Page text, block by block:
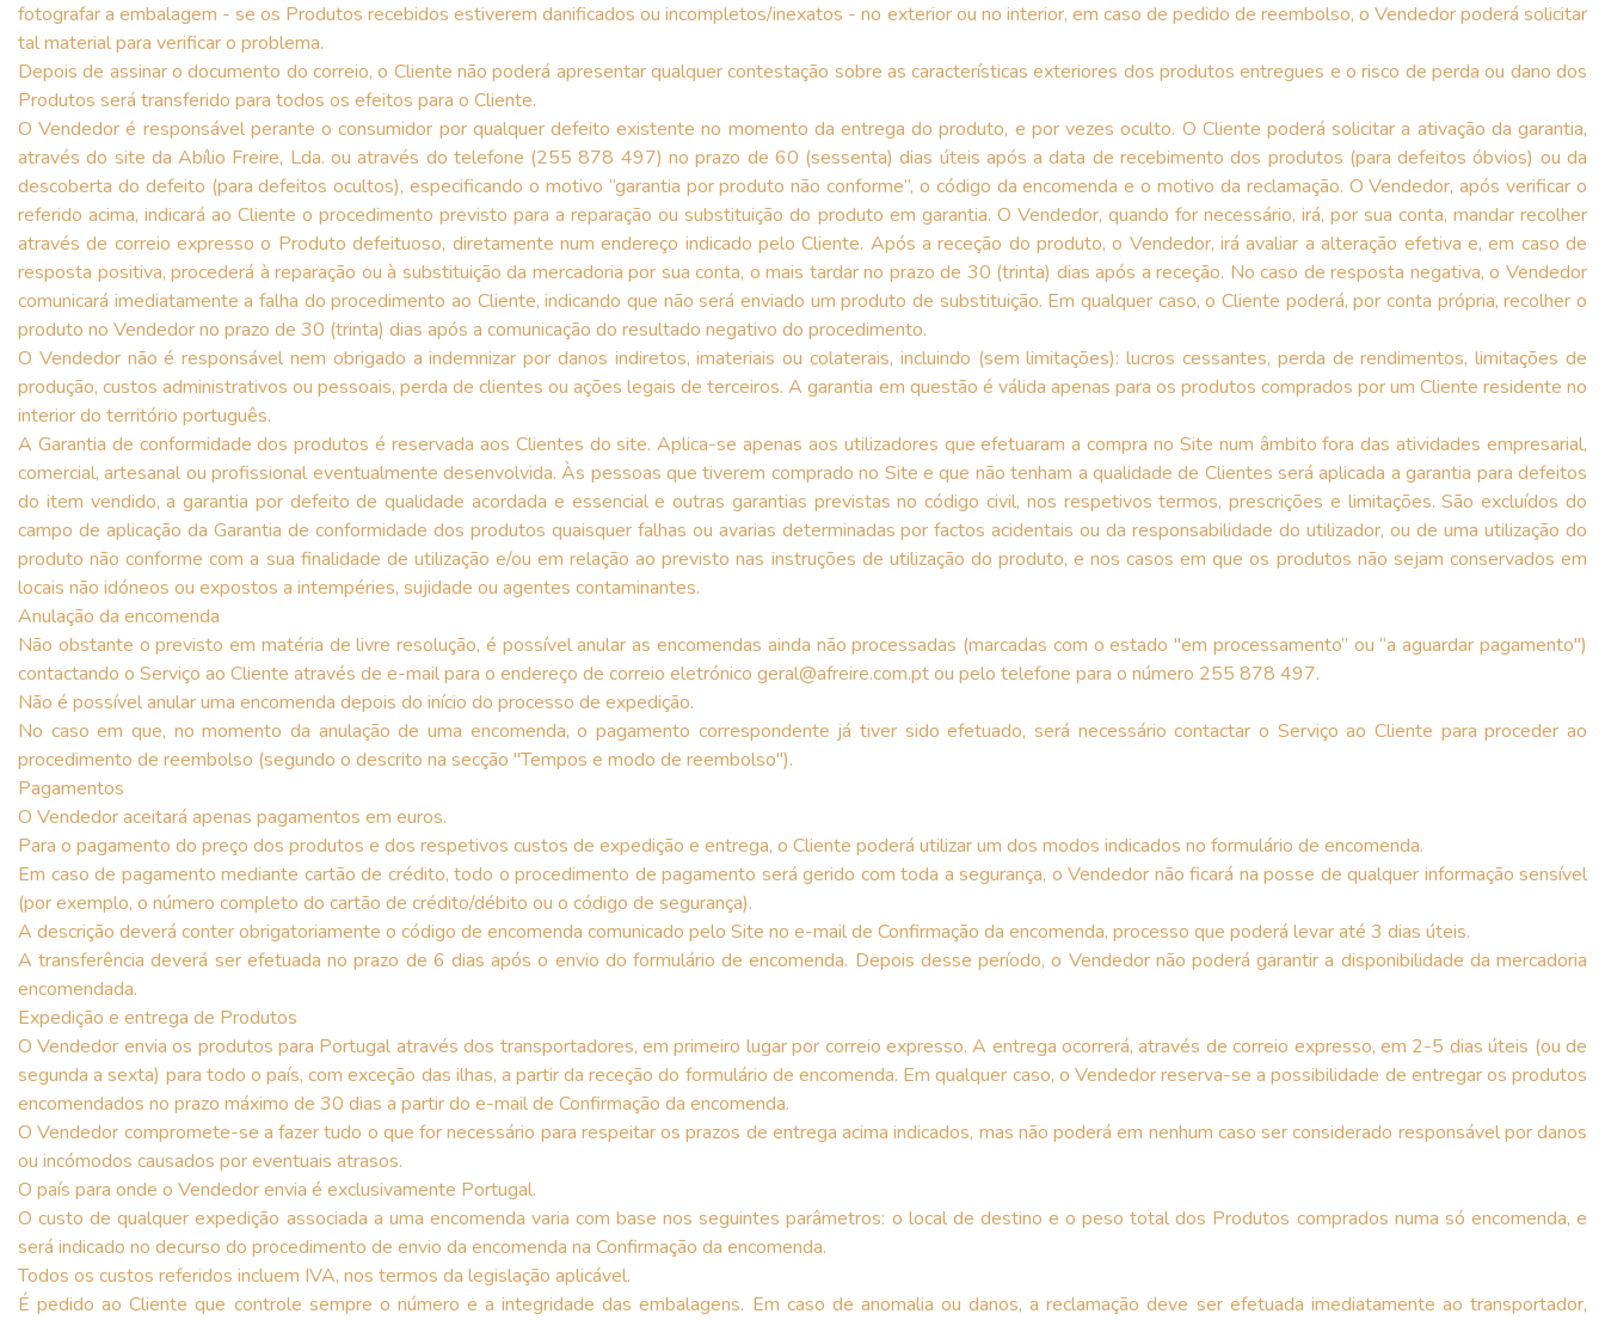
fotografar a embalagem - se os Produtos recebidos estiverem danificados ou incompletos/inexatos - no exterior ou no interior, em caso de pedido de reembolso, o Vendedor poderá solicitar
tal material para verificar o problema.
Depois de assinar o documento do correio, o Cliente não poderá apresentar qualquer contestação sobre as características exteriores dos produtos entregues e o risco de perda ou dano dos
Produtos será transferido para todos os efeitos para o Cliente.
O Vendedor é responsável perante o consumidor por qualquer defeito existente no momento da entrega do produto, e por vezes oculto. O Cliente poderá solicitar a ativação da garantia,
através do site da Abílio Freire, Lda. ou através do telefone (255 878 497) no prazo de 60 (sessenta) dias úteis após a data de recebimento dos produtos (para defeitos óbvios) ou da
descoberta do defeito (para defeitos ocultos), especificando o motivo “garantia por produto não conforme”, o código da encomenda e o motivo da reclamação. O Vendedor, após verificar o
referido acima, indicará ao Cliente o procedimento previsto para a reparação ou substituição do produto em garantia. O Vendedor, quando for necessário, irá, por sua conta, mandar recolher
através de correio expresso o Produto defeituoso, diretamente num endereço indicado pelo Cliente. Após a receção do produto, o Vendedor, irá avaliar a alteração efetiva e, em caso de
resposta positiva, procederá à reparação ou à substituição da mercadoria por sua conta, o mais tardar no prazo de 30 (trinta) dias após a receção. No caso de resposta negativa, o Vendedor
comunicará imediatamente a falha do procedimento ao Cliente, indicando que não será enviado um produto de substituição. Em qualquer caso, o Cliente poderá, por conta própria, recolher o
produto no Vendedor no prazo de 30 (trinta) dias após a comunicação do resultado negativo do procedimento.
O Vendedor não é responsável nem obrigado a indemnizar por danos indiretos, imateriais ou colaterais, incluindo (sem limitações): lucros cessantes, perda de rendimentos, limitações de
produção, custos administrativos ou pessoais, perda de clientes ou ações legais de terceiros. A garantia em questão é válida apenas para os produtos comprados por um Cliente residente no
interior do território português.
A Garantia de conformidade dos produtos é reservada aos Clientes do site. Aplica-se apenas aos utilizadores que efetuaram a compra no Site num âmbito fora das atividades empresarial,
comercial, artesanal ou profissional eventualmente desenvolvida. Às pessoas que tiverem comprado no Site e que não tenham a qualidade de Clientes será aplicada a garantia para defeitos
do item vendido, a garantia por defeito de qualidade acordada e essencial e outras garantias previstas no código civil, nos respetivos termos, prescrições e limitações. São excluídos do
campo de aplicação da Garantia de conformidade dos produtos quaisquer falhas ou avarias determinadas por factos acidentais ou da responsabilidade do utilizador, ou de uma utilização do
produto não conforme com a sua finalidade de utilização e/ou em relação ao previsto nas instruções de utilização do produto, e nos casos em que os produtos não sejam conservados em
locais não idóneos ou expostos a intempéries, sujidade ou agentes contaminantes.
Anulação da encomenda
Não obstante o previsto em matéria de livre resolução, é possível anular as encomendas ainda não processadas (marcadas com o estado "em processamento” ou “a aguardar pagamento")
contactando o Serviço ao Cliente através de e-mail para o endereço de correio eletrónico geral@afreire.com.pt ou pelo telefone para o número 255 878 497.
Não é possível anular uma encomenda depois do início do processo de expedição.
No caso em que, no momento da anulação de uma encomenda, o pagamento correspondente já tiver sido efetuado, será necessário contactar o Serviço ao Cliente para proceder ao
procedimento de reembolso (segundo o descrito na secção "Tempos e modo de reembolso").
Pagamentos
O Vendedor aceitará apenas pagamentos em euros.
Para o pagamento do preço dos produtos e dos respetivos custos de expedição e entrega, o Cliente poderá utilizar um dos modos indicados no formulário de encomenda.
Em caso de pagamento mediante cartão de crédito, todo o procedimento de pagamento será gerido com toda a segurança, o Vendedor não ficará na posse de qualquer informação sensível
(por exemplo, o número completo do cartão de crédito/débito ou o código de segurança).
A descrição deverá conter obrigatoriamente o código de encomenda comunicado pelo Site no e-mail de Confirmação da encomenda, processo que poderá levar até 3 dias úteis.
A transferência deverá ser efetuada no prazo de 6 dias após o envio do formulário de encomenda. Depois desse período, o Vendedor não poderá garantir a disponibilidade da mercadoria
encomendada.
Expedição e entrega de Produtos
O Vendedor envia os produtos para Portugal através dos transportadores, em primeiro lugar por correio expresso. A entrega ocorrerá, através de correio expresso, em 2-5 dias úteis (ou de
segunda a sexta) para todo o país, com exceção das ilhas, a partir da receção do formulário de encomenda. Em qualquer caso, o Vendedor reserva-se a possibilidade de entregar os produtos
encomendados no prazo máximo de 30 dias a partir do e-mail de Confirmação da encomenda.
O Vendedor compromete-se a fazer tudo o que for necessário para respeitar os prazos de entrega acima indicados, mas não poderá em nenhum caso ser considerado responsável por danos
ou incómodos causados por eventuais atrasos.
O país para onde o Vendedor envia é exclusivamente Portugal.
O custo de qualquer expedição associada a uma encomenda varia com base nos seguintes parâmetros: o local de destino e o peso total dos Produtos comprados numa só encomenda, e
será indicado no decurso do procedimento de envio da encomenda na Confirmação da encomenda.
Todos os custos referidos incluem IVA, nos termos da legislação aplicável.
É pedido ao Cliente que controle sempre o número e a integridade das embalagens. Em caso de anomalia ou danos, a reclamação deve ser efetuada imediatamente ao transportador,